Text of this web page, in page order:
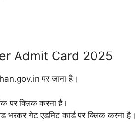
Admit Card 2025
पर जाना है।
पर क्लिक करना है।
भरकर गेट एडमिट कार्ड पर क्लिक करना है।